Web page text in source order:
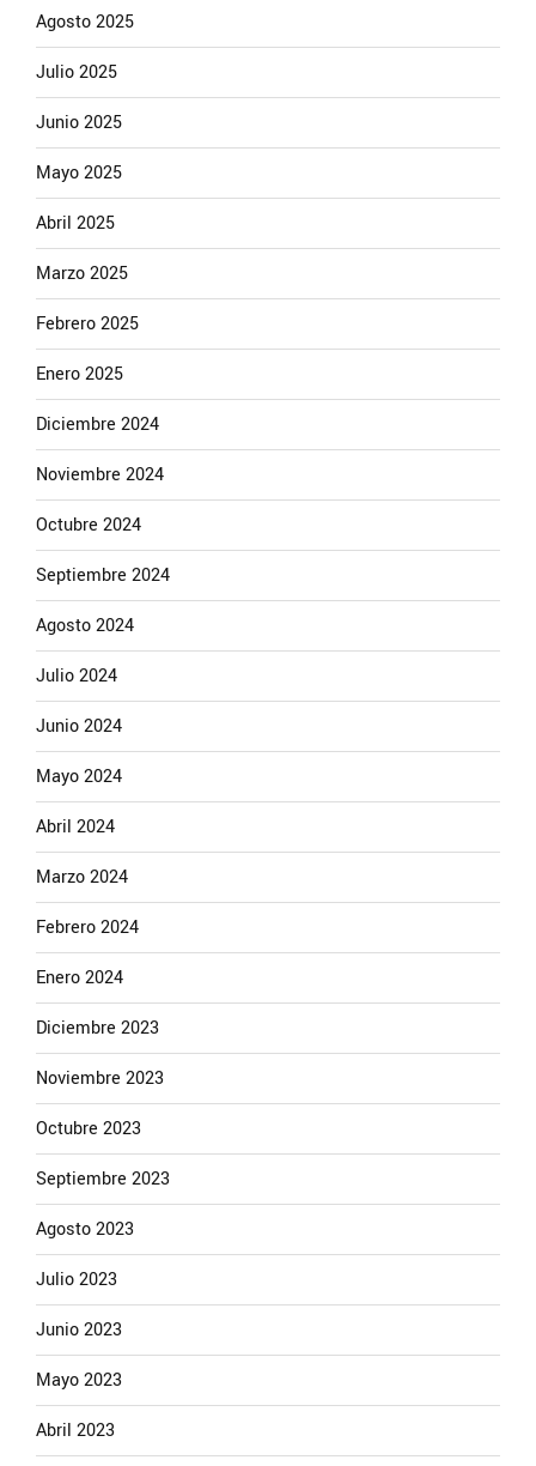
Agosto 2025
Julio 2025
Junio 2025
Mayo 2025
Abril 2025
Marzo 2025
Febrero 2025
Enero 2025
Diciembre 2024
Noviembre 2024
Octubre 2024
Septiembre 2024
Agosto 2024
Julio 2024
Junio 2024
Mayo 2024
Abril 2024
Marzo 2024
Febrero 2024
Enero 2024
Diciembre 2023
Noviembre 2023
Octubre 2023
Septiembre 2023
Agosto 2023
Julio 2023
Junio 2023
Mayo 2023
Abril 2023